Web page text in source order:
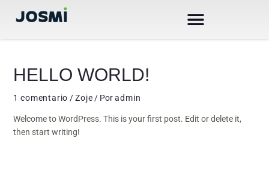
HELLO WORLD!
1 comentario /Zoje / Poradmin
Welcome to WordPress. This is your first post. Edit or delete it,
then start writing!